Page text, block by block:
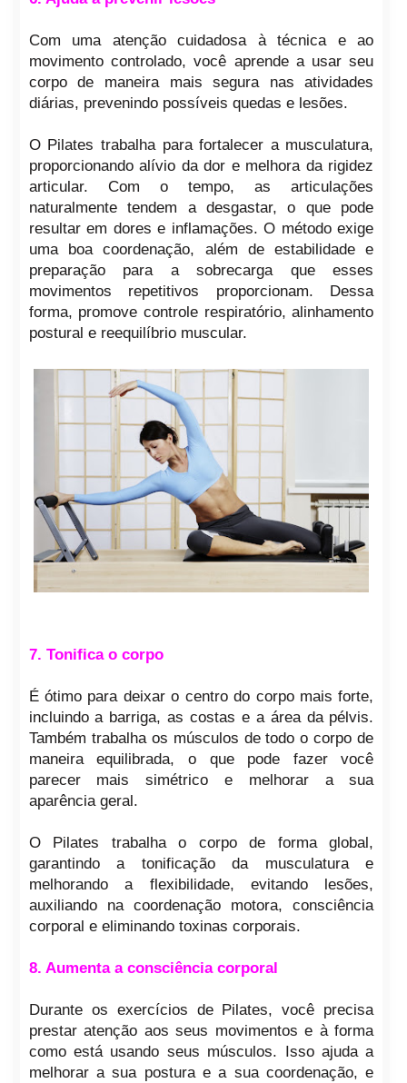
Com uma atenção cuidadosa à técnica e ao
movimento controlado, você aprende a usar seu
corpo de maneira mais segura nas atividades
diárias, prevenindo possíveis quedas e lesões.
O Pilates trabalha para fortalecer a musculatura,
proporcionando alívio da dor e melhora da rigidez
articular. Com o tempo, as articulações
naturalmente tendem a desgastar, o que pode
resultar em dores e inflamações. O método exige
uma boa coordenação, além de estabilidade e
preparação para a sobrecarga que esses
movimentos repetitivos proporcionam. Dessa
forma, promove controle respiratório, alinhamento
postural e reequilíbrio muscular.
7. Tonifica o corpo
É ótimo para deixar o centro do corpo mais forte,
incluindo a barriga, as costas e a área da pélvis.
Também trabalha os músculos de todo o corpo de
maneira equilibrada, o que pode fazer você
parecer mais simétrico e melhorar a sua
aparência geral.
O Pilates trabalha o corpo de forma global,
garantindo a tonificação da musculatura e
melhorando a flexibilidade, evitando lesões,
auxiliando na coordenação motora, consciência
corporal e eliminando toxinas corporais.
8. Aumenta a consciência corporal
Durante os exercícios de Pilates, você precisa
prestar atenção aos seus movimentos e à forma
como está usando seus músculos. Isso ajuda a
melhorar a sua postura e a sua coordenação, e